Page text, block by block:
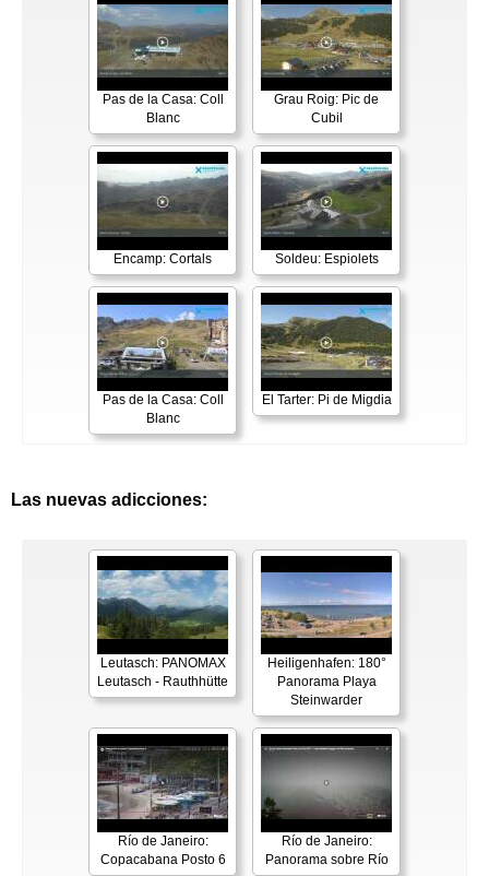
Pas de la Casa: Coll
Blanc
Grau Roig: Pic de
Cubil
Encamp: Cortals Soldeu: Espiolets
Pas de la Casa: Coll
Blanc
El Tarter: Pi de Migdia
Las nuevas adicciones:
Leutasch: PANOMAX
Leutasch - Rauthhütte
Heiligenhafen: 180°
Panorama Playa
Steinwarder
Río de Janeiro:
Copacabana Posto 6
Río de Janeiro:
Panorama sobre Río